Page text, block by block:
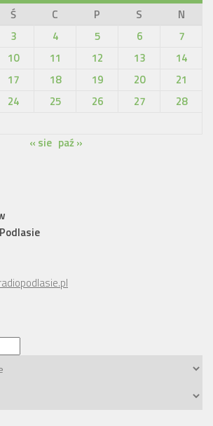
Ś C P S
N
3 4 5 6
7
10 11 12 13
14
17 18 19 20
21
24 25 26 27
28
« sie paź »